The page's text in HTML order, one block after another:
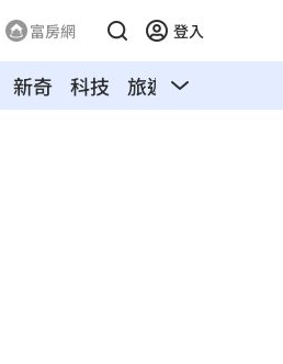
富房網 登入
新奇 科技 旅遊 汽車